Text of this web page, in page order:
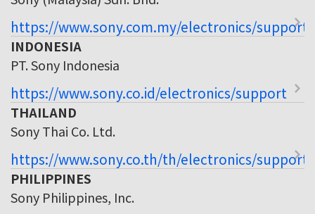
https://www.sony.com.my/electronics/support
INDONESIA
PT. Sony Indonesia
https://www.sony.co.id/electronics/support
THAILAND
Sony Thai Co. Ltd.
https://www.sony.co.th/th/electronics/support
PHILIPPINES
Sony Philippines, Inc.